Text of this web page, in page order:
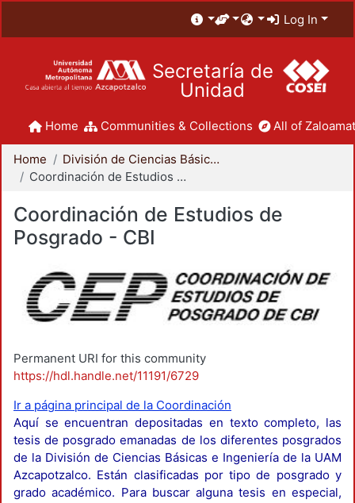
Log In
Secretaría de
Unidad
Home Communities & Collections All of
Home
División de Ciencias Básicas e Ingeniería
Coordinación de Estudios de Posgrado - CBI
Coordinación de Estudios de
Posgrado - CBI
Permanent URI for this community
https://hdl.handle.net/11191/6729
Ir a página principal de la Coordinación
Aquí se encuentran depositadas en texto completo, las
tesis de posgrado emanadas de los diferentes posgrados
de la División de Ciencias Básicas e Ingeniería de la UAM
Azcapotzalco. Están clasificadas por tipo de posgrado y
grado académico. Para buscar alguna tesis en especial,